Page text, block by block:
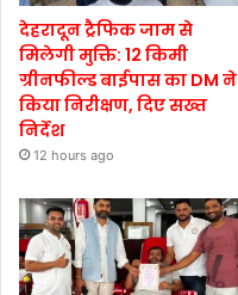
देहरादून ट्रैफिक जाम से
मिलेगी मुक्ति: 12 किमी
ग्रीनफील्ड बाईपास का DM ने
किया निरीक्षण, दिए सख्त
निर्देश
12 hours ago